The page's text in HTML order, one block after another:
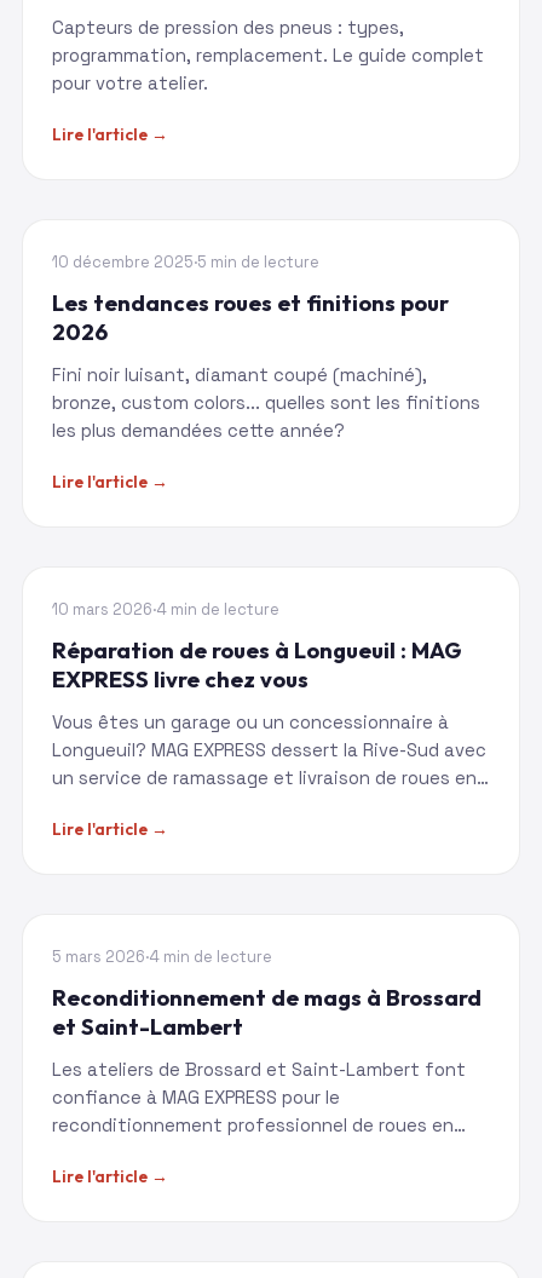
Capteurs de pression des pneus : types,
programmation, remplacement. Le guide complet
pour votre atelier.
Lire l'article →
TENDANCES
10 décembre 2025·5 min de lecture
Les tendances roues et finitions pour
2026
Fini noir luisant, diamant coupé (machiné),
bronze, custom colors... quelles sont les finitions
les plus demandées cette année?
Lire l'article →
RIVE-SUD
10 mars 2026·4 min de lecture
Réparation de roues à Longueuil : MAG
EXPRESS livre chez vous
Vous êtes un garage ou un concessionnaire à
Longueuil? MAG EXPRESS dessert la Rive-Sud avec
un service de ramassage et livraison de roues en
Lire l'article →
RIVE-SUD
5 mars 2026·4 min de lecture
Reconditionnement de mags à Brossard
et Saint-Lambert
Les ateliers de Brossard et Saint-Lambert font
confiance à MAG EXPRESS pour le
reconditionnement professionnel de roues en
Lire l'article →